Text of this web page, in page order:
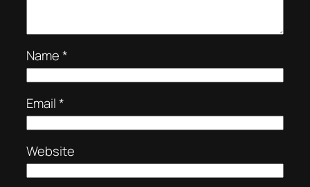
Name*
Email*
Website